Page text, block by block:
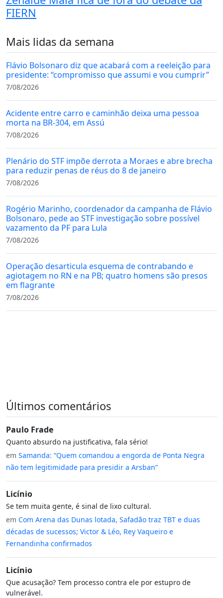
FIERN
Mais lidas da semana
Flávio Bolsonaro diz que acabará com a reeleição para
presidente: “compromisso que assumi e vou cumprir”
7/08/2026
Acidente entre carro e caminhão deixa uma pessoa
morta na BR-304, em Assú
7/08/2026
Plenário do STF impõe derrota a Moraes e abre brecha
para reduzir penas de réus do 8 de janeiro
7/08/2026
Rogério Marinho, coordenador da campanha de Flávio
Bolsonaro, pede ao STF investigação sobre possível
vazamento da PF para Lula
7/08/2026
Operação desarticula esquema de contrabando e
agiotagem no RN e na PB; quatro homens são presos
em flagrante
7/08/2026
Últimos comentários
Paulo Frade
Quanto absurdo na justificativa, fala sério!
em Samanda: “Quem comandou a engorda de Ponta Negra
não tem legitimidade para presidir a Arsban”
Licínio
Se tem muita gente, é sinal de lixo cultural.
em Com Arena das Dunas lotada, Safadão traz TBT e duas
décadas de sucessos; Victor & Léo, Rey Vaqueiro e
Fernandinha confirmados
Licínio
Que acusação? Tem processo contra ele por estupro de
vulnerável.